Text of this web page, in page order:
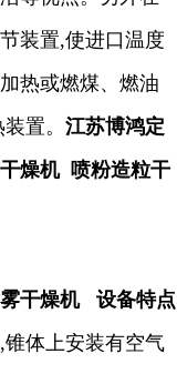
装置,使进口温度
热或燃煤、燃油
置。 江苏博鸿定
燥机 喷粉造粒干
干燥机 设备特点
,锥体上安装有空气